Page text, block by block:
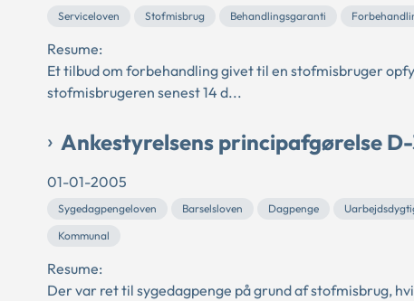
Serviceloven Stofmisbrug Behandlingsgaranti
Resume:
Et tilbud om forbehandling givet til en stofmisbruger
stofmisbrugeren senest 14 d...
Ankestyrelsens principafgørelse
01-01-2005
Sygedagpengeloven Barselsloven Dagpenge
Kommunal
Resume:
Der var ret til sygedagpenge på grund af stofmisbrug,